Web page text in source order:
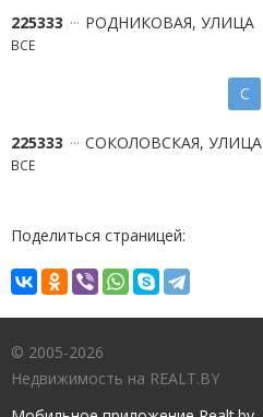
225333 РОДНИКОВАЯ, УЛИЦА
ВСЕ
С
225333 СОКОЛОВСКАЯ, УЛИЦА
ВСЕ
Поделиться страницей:
© 2005-2026
Недвижимость на REALT.BY